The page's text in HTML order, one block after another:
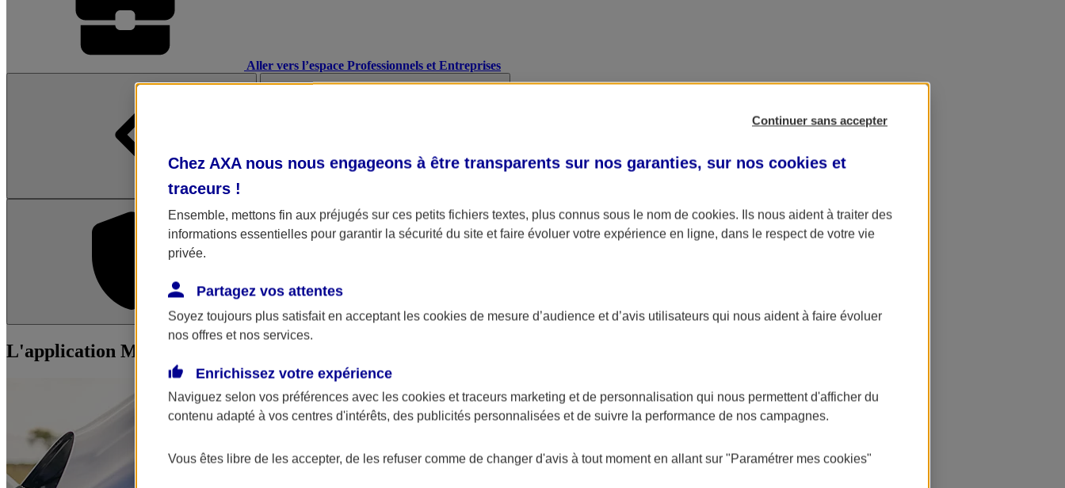
Aller vers l’espace Professionnels et Entreprises
L'application Mon AXA Assurance L'application AXA Banque
L'application Mon AXA Assurance, tous vos contrats en poche !
Continuer sans accepter
Chez AXA nous nous engageons à être transparents sur nos garanties, sur nos cookies et
traceurs !
Ensemble, mettons fin aux préjugés sur ces petits fichiers textes, plus connus sous le nom de cookies. Ils nous aident à traiter des
informations essentielles pour garantir la sécurité du site et faire évoluer votre expérience en ligne, dans le respect de votre vie
privée.
Partagez vos attentes
Soyez toujours plus satisfait en acceptant les cookies de mesure d’audience et d’avis utilisateurs qui nous aident à faire évoluer
nos offres et nos services.
Enrichissez votre expérience
Naviguez selon vos préférences avec les cookies et traceurs marketing et de personnalisation qui nous permettent d'afficher du
contenu adapté à vos centres d'intérêts, des publicités personnalisées et de suivre la performance de nos campagnes.
Vous êtes libre de les accepter, de les refuser comme de changer d'avis à tout moment en allant sur "Paramétrer mes cookies"